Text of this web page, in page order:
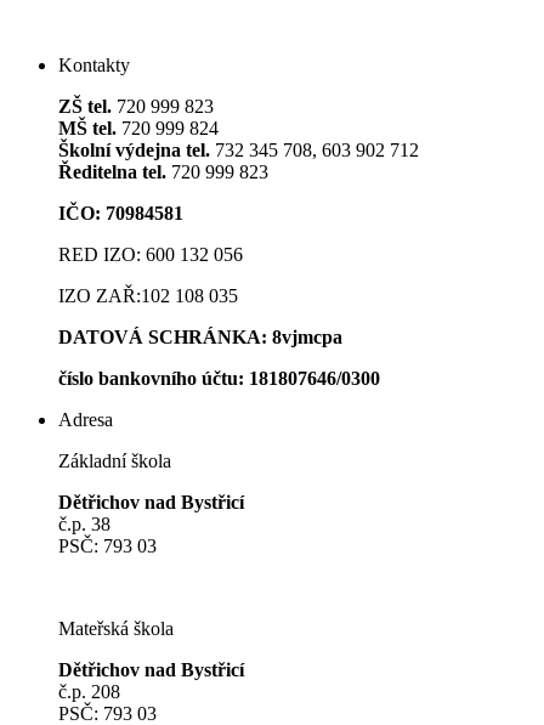
Kontakty
ZŠ tel. 720 999 823
MŠ tel. 720 999 824
Školní výdejna tel. 732 345 708, 603 902 712
Ředitelna tel. 720 999 823
IČO: 70984581
RED IZO: 600 132 056
IZO ZAŘ:102 108 035
DATOVÁ SCHRÁNKA: 8vjmcpa
číslo bankovního účtu: 181807646/0300
Adresa
Základní škola
Dětřichov nad Bystřicí
č.p. 38
PSČ: 793 03
Mateřská škola
Dětřichov nad Bystřicí
č.p. 208
PSČ: 793 03